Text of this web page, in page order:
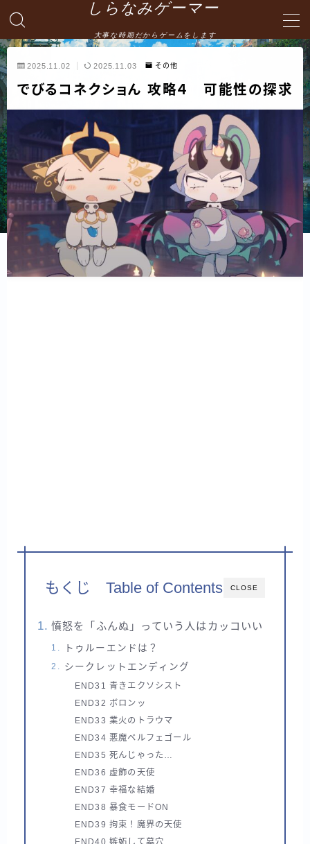
しらなみゲーマー
大事な時期だからゲームをします
MENU
HOME
お問い合わせ
プライバシーポリシー・免責事項
サイトマップ -site map-
2025.11.02 2025.11.03 その他
でびるコネクショん 攻略４ 可能性の探求
CLOSE
もくじ Table of Contents
憤怒を「ふんぬ」っていう人はカッコいい
トゥルーエンドは？
シークレットエンディング
END31 青きエクソシスト
END32 ボロンッ
END33 業火のトラウマ
END34 悪魔ベルフェゴール
END35 死んじゃった…
END36 虚飾の天使
END37 幸福な結婚
END38 暴食モードON
END39 拘束！魔界の天使
END40 嫉妬して墓穴